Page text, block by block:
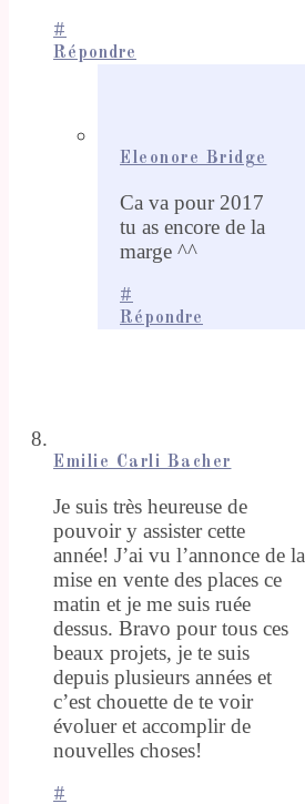
#
Répondre
Eleonore Bridge
Ca va pour 2017
tu as encore de la
marge ^^
#
Répondre
Emilie Carli Bacher
Je suis très heureuse de
pouvoir y assister cette
année! J’ai vu l’annonce de la
mise en vente des places ce
matin et je me suis ruée
dessus. Bravo pour tous ces
beaux projets, je te suis
depuis plusieurs années et
c’est chouette de te voir
évoluer et accomplir de
nouvelles choses!
#